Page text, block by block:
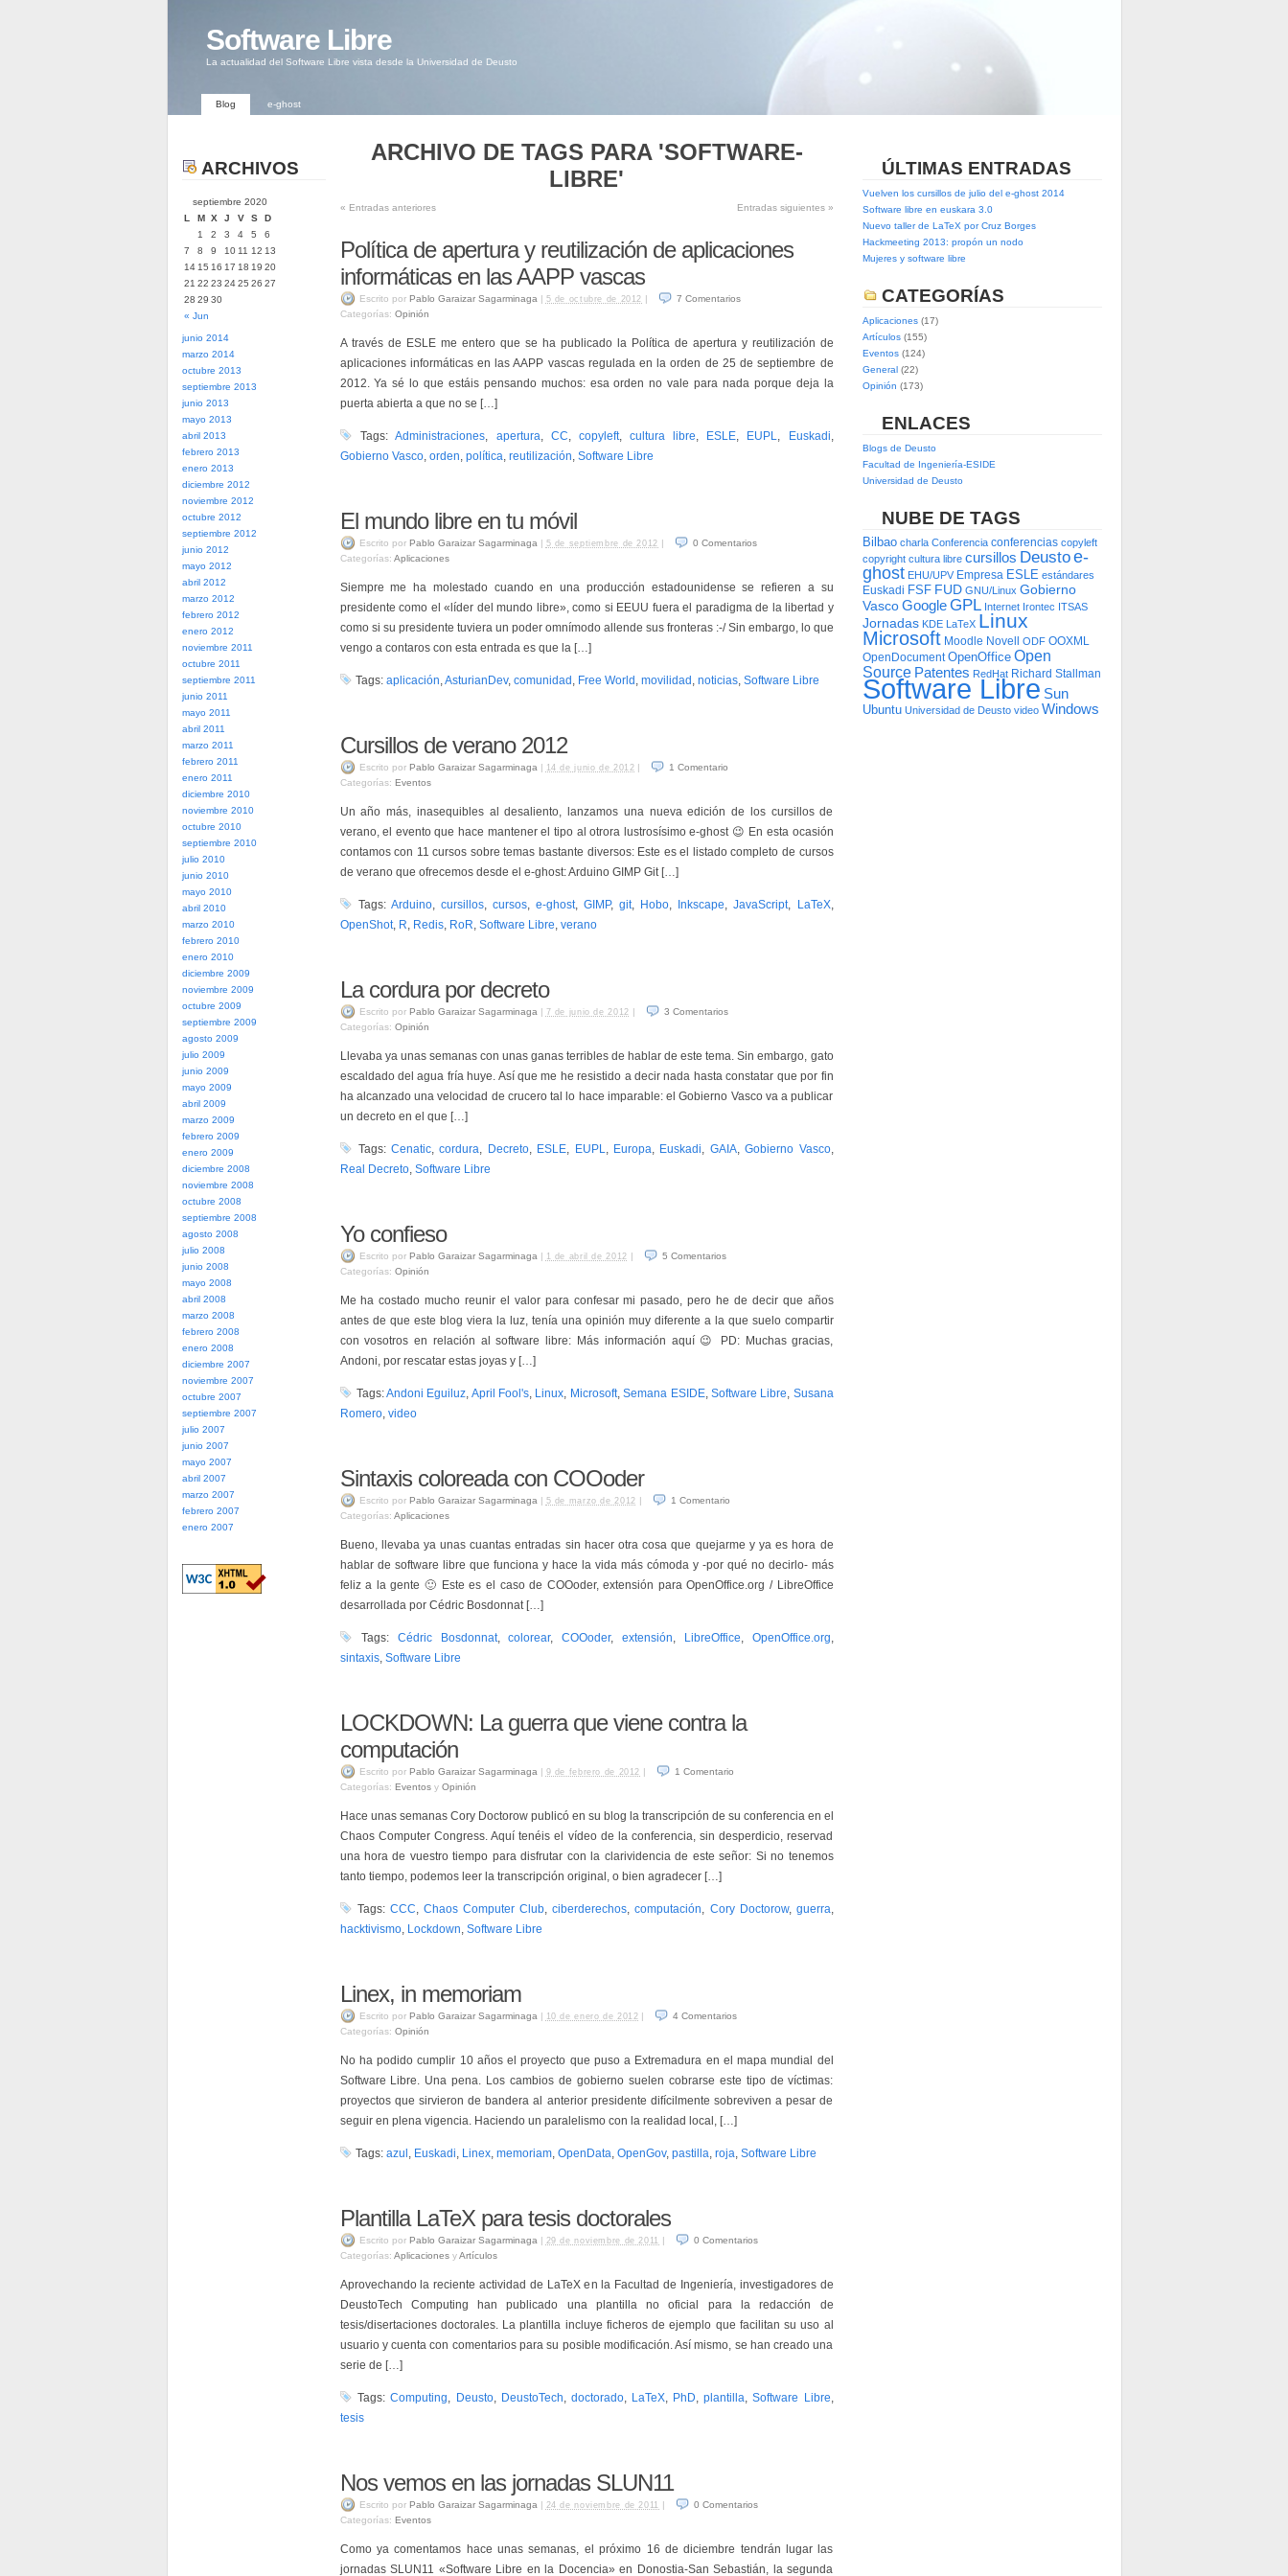
Software Libre
La actualidad del Software Libre vista desde la Universidad de Deusto
Blog e-ghost
ARCHIVOS
septiembre 2020
L
M X J V S D
« Jun
1 2 3 4 5
6
7
8 9 10 11 12 13
14 15 16 17 18 19 20
21 22 23 24 25 26 27
28 29 30
junio 2014
marzo 2014
octubre 2013
septiembre 2013
junio 2013
mayo 2013
abril 2013
febrero 2013
enero 2013
diciembre 2012
noviembre 2012
octubre 2012
septiembre 2012
junio 2012
mayo 2012
abril 2012
marzo 2012
febrero 2012
enero 2012
noviembre 2011
octubre 2011
septiembre 2011
junio 2011
mayo 2011
abril 2011
marzo 2011
febrero 2011
enero 2011
diciembre 2010
noviembre 2010
octubre 2010
septiembre 2010
julio 2010
junio 2010
mayo 2010
abril 2010
marzo 2010
febrero 2010
enero 2010
diciembre 2009
noviembre 2009
octubre 2009
septiembre 2009
agosto 2009
julio 2009
junio 2009
mayo 2009
abril 2009
marzo 2009
febrero 2009
enero 2009
diciembre 2008
noviembre 2008
octubre 2008
septiembre 2008
agosto 2008
julio 2008
junio 2008
mayo 2008
abril 2008
marzo 2008
febrero 2008
enero 2008
diciembre 2007
noviembre 2007
octubre 2007
septiembre 2007
julio 2007
junio 2007
mayo 2007
abril 2007
marzo 2007
febrero 2007
enero 2007
ARCHIVO DE TAGS PARA 'SOFTWARE-
LIBRE'
« Entradas anteriores Entradas siguientes »
Política de apertura y reutilización de aplicaciones
informáticas en las AAPP vascas
Escrito por Pablo Garaizar Sagarminaga | 5 de octubre de 2012 | 7Comentarios
Categorías: Opinión
A través de ESLE me entero que se ha publicado la Política de apertura y reutilización de
aplicaciones informáticas en las AAPP vascas regulada en la orden de 25 de septiembre de
2012. Ya sé lo que estáis pensando muchos: esa orden no vale para nada porque deja la
puerta abierta a que no se […]
Tags:Administraciones, apertura, CC, copyleft, cultura libre, ESLE, EUPL, Euskadi,
Gobierno Vasco, orden, política, reutilización, Software Libre
El mundo libre en tu móvil
Escrito por Pablo Garaizar Sagarminaga | 5 de septiembre de 2012 | 0 Comentarios
Categorías: Aplicaciones
Siempre me ha molestado cuando en una producción estadounidense se refieren a su
presidente como el «líder del mundo libre», como si EEUU fuera el paradigma de la libertad y
como si su presidente tuviera un poder omnímodo allende sus fronteras :-/ Sin embargo, lo que
vengo a contaros con esta entrada es que la […]
Tags:aplicación,AsturianDev,comunidad , Free World ,movilidad ,noticias,Software Libre
Cursillos de verano 2012
Escrito por Pablo Garaizar Sagarminaga | 14 de junio de 2012 | 1Comentario
Categorías: Eventos
Un año más, inasequibles al desaliento, lanzamos una nueva edición de los cursillos de
verano, el evento que hace mantener el tipo al otrora lustrosísimo e-ghost 😉 En esta ocasión
contamos con 11 cursos sobre temas bastante diversos: Este es el listado completo de cursos
de verano que ofrecemos desde el e-ghost: Arduino GIMP Git […]
Tags:Arduino,cursillos,cursos,e-ghost,GIMP,git, Hobo, Inkscape,JavaScript, LaTeX,
OpenShot, R, Redis, RoR, Software Libre, verano
La cordura por decreto
Escrito por Pablo Garaizar Sagarminaga | 7 de junio de 2012 | 3 Comentarios
Categorías: Opinión
Llevaba ya unas semanas con unas ganas terribles de hablar de este tema. Sin embargo, gato
escaldado del agua fría huye. Así que me he resistido a decir nada hasta constatar que por fin
ha alcanzado una velocidad de crucero tal lo hace imparable: el Gobierno Vasco va a publicar
un decreto en el que […]
Tags: Cenatic,cordura, Decreto, ESLE, EUPL, Europa, Euskadi, GAIA,Gobierno Vasco,
Real Decreto, Software Libre
Yo confieso
Escrito por Pablo Garaizar Sagarminaga | 1 de abril de 2012 | 5 Comentarios
Categorías: Opinión
Me ha costado mucho reunir el valor para confesar mi pasado, pero he de decir que años
antes de que este blog viera la luz, tenía una opinión muy diferente a la que suelo compartir
con vosotros en relación al software libre: Más información aquí 😉 PD: Muchas gracias,
Andoni, por rescatar estas joyas y […]
Tags:Andoni Eguiluz, April Fool's, Linux, Microsoft,Semana ESIDE, Software Libre, Susana
Romero, video
Sintaxis coloreada con COOoder
Escrito por Pablo Garaizar Sagarminaga | 5 de marzo de 2012 | 1 Comentario
Categorías: Aplicaciones
Bueno, llevaba ya unas cuantas entradas sin hacer otra cosa que quejarme y ya es hora de
hablar de software libre que funciona y hace la vida más cómoda y -por qué no decirlo- más
feliz a la gente 🙂 Este es el caso de COOoder, extensión para OpenOffice.org / LibreOffice
desarrollada por Cédric Bosdonnat […]
Tags: Cédric Bosdonnat,colorear,COOoder, extensión, LibreOffice, OpenOffice.org,
sintaxis, Software Libre
LOCKDOWN: La guerra que viene contra la
computación
Escrito por Pablo Garaizar Sagarminaga | 9 de febrero de 2012 | 1Comentario
Categorías: Eventosy Opinión
Hace unas semanas Cory Doctorow publicó en su blog la transcripción de su conferencia en el
Chaos Computer Congress. Aquí tenéis el vídeo de la conferencia, sin desperdicio, reservad
una hora de vuestro tiempo para disfrutar con la clarividencia de este señor: Si no tenemos
tanto tiempo, podemos leer la transcripción original, o bien agradecer […]
Tags:CCC,Chaos Computer Club,ciberderechos,computación, Cory Doctorow, guerra,
hacktivismo, Lockdown, Software Libre
Linex, in memoriam
Escrito por Pablo Garaizar Sagarminaga | 10 de enero de 2012 | 4Comentarios
Categorías: Opinión
No ha podido cumplir 10 años el proyecto que puso a Extremadura en el mapa mundial del
Software Libre. Una pena. Los cambios de gobierno suelen cobrarse este tipo de víctimas:
proyectos que sirvieron de bandera al anterior presidente difícilmente sobreviven a pesar de
seguir en plena vigencia. Haciendo un paralelismo con la realidad local, […]
Tags:azul , Euskadi, Linex,memoriam,OpenData,OpenGov,pastilla,roja,Software Libre
Plantilla LaTeX para tesis doctorales
Escrito por Pablo Garaizar Sagarminaga | 29 de noviembre de 2011 | 0 Comentarios
Categorías: AplicacionesyArtículos
Aprovechando la reciente actividad de LaTeX en la Facultad de Ingeniería, investigadores de
DeustoTech Computing han publicado una plantilla no oficial para la redacción de
tesis/disertaciones doctorales. La plantilla incluye ficheros de ejemplo que facilitan su uso al
usuario y cuenta con comentarios para su posible modificación. Así mismo, se han creado una
serie de […]
Tags:Computing, Deusto, DeustoTech, doctorado, LaTeX, PhD,plantilla,Software Libre,
tesis
Nos vemos en las jornadas SLUN11
Escrito por Pablo Garaizar Sagarminaga | 24 de noviembre de 2011 | 0 Comentarios
Categorías: Eventos
Como ya comentamos hace unas semanas, el próximo 16 de diciembre tendrán lugar las
jornadas SLUN11 «Software Libre en la Docencia» en Donostia-San Sebastián, la segunda
ÚLTIMAS ENTRADAS
Vuelven los cursillos de julio del e-ghost 2014
Software libre en euskara 3.0
Nuevo taller de LaTeX por Cruz Borges
Hackmeeting 2013: propón un nodo
Mujeres y software libre
CATEGORÍAS
Aplicaciones(17)
Artículos(155)
Eventos(124)
General(22)
Opinión (173)
ENLACES
Blogs de Deusto
Facultad de Ingeniería-ESIDE
Universidad de Deusto
NUBE DE TAGS
Bilbao charla Conferencia conferencias copyleft
copyright cultura libre cursillos Deustoe-
ghost EHU/UPV Empresa ESLE estándares
Euskadi FSF FUD GNU/Linux Gobierno
Vasco Google GPL Internet Irontec ITSAS
Jornadas KDE LaTeX Linux
Microsoft Moodle Novell ODF OOXML
OpenDocument OpenOffice Open
Source Patentes RedHat Richard Stallman
Software Libre Sun
Ubuntu Universidad de Deusto video Windows